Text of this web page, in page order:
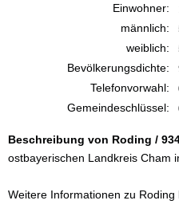
Einwohner:
männlich:
weiblich:
Bevölkerungsdichte:
Telefonvorwahl:
Gemeindeschlüssel:
Beschreibung von Roding /
ostbayerischen Landkreis Cham
Weitere Informationen zu Roding